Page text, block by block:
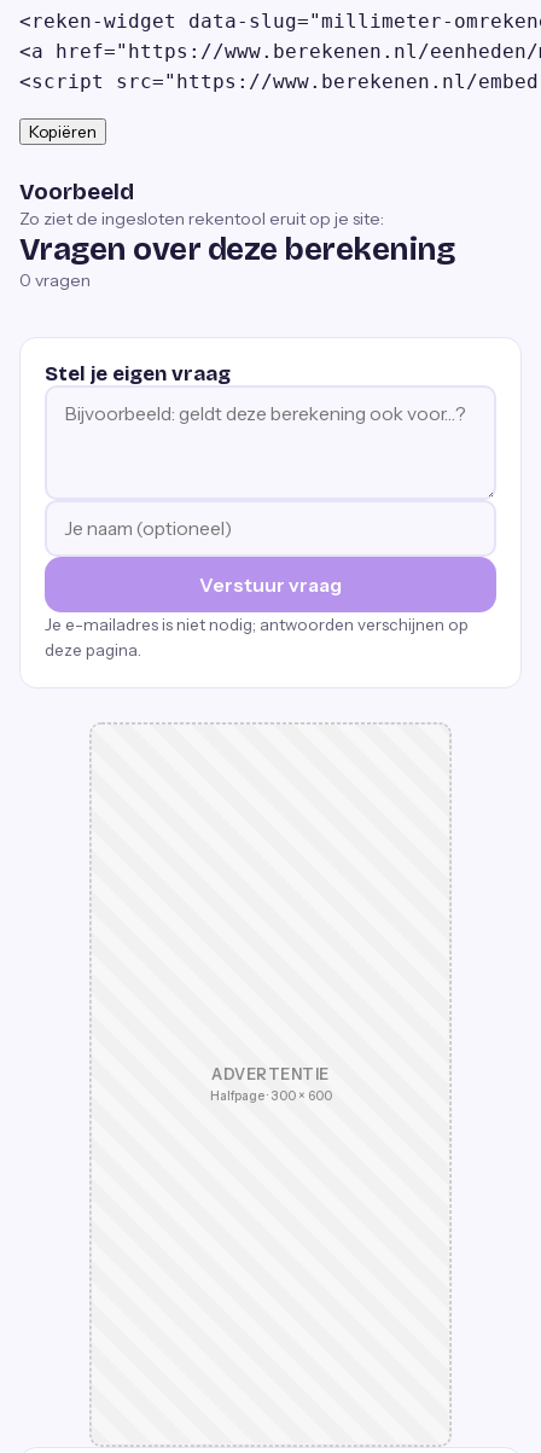
<reken-widget data-slug="millimeter-
<a href="https://www.berekenen.nl/
<script src="https://www.berekenen.nl/
Kopiëren
Voorbeeld
Zo ziet de ingesloten rekentool eruit op je site:
Vragen over deze berekening
0 vragen
Stel je eigen vraag
Verstuur vraag
Je e-mailadres is niet nodig; antwoorden verschijnen op
deze pagina.
ADVERTENTIE
Halfpage · 300 × 600